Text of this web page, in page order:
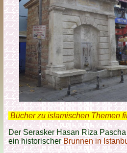
Bücher zu islamischen Themen
Der Serasker Hasan Riza
ein historischerBrunnen in